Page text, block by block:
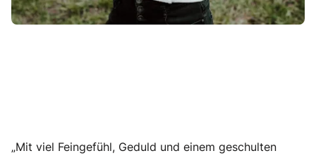
„Mit viel Feingefühl, Geduld und einem geschulten